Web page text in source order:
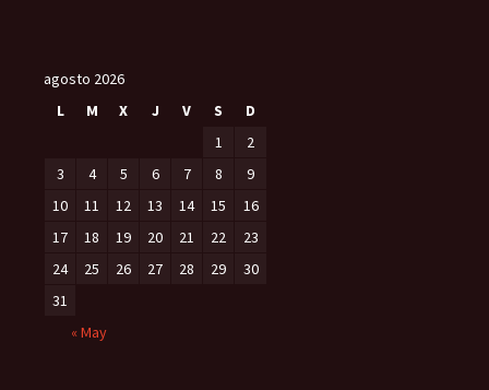
agosto 2026
L
M X J V S
D
1
2
3
4 5 6 7 8
9
10
11 12 13 14 15
16
17
18 19 20 21 22
23
24
25 26 27 28 29
30
31
« May